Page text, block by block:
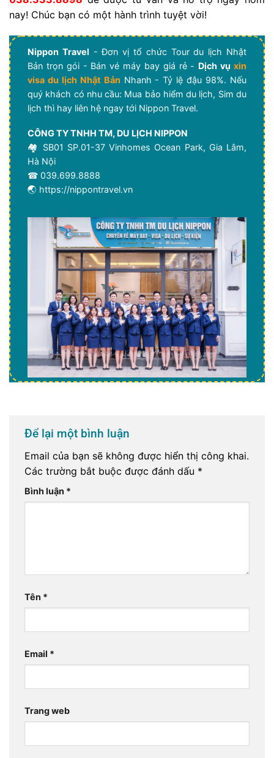
nay! Chúc bạn có một hành trình tuyệt vời!
Nippon Travel - Đơn vị tổ chức Tour du lịch Nhật
Bản trọn gói - Bán vé máy bay giá rẻ - Dịch vụxin
visa du lịch Nhật Bản Nhanh - Tỷ lệ đậu 98%. Nếu
quý khách có nhu cầu: Mua bảo hiểm du lịch, Sim du
lịch thì hay liên hệ ngay tới Nippon Travel.
CÔNG TY TNHH TM, DU LỊCH NIPPON
🏘 SB01 SP.01-37 Vinhomes Ocean Park, Gia Lâm,
Hà Nội
☎ 039.699.8888
🌏 https://nippontravel.vn
Để lại một bình luận
Email của bạn sẽ không được hiển thị công khai.
Các trường bắt buộc được đánh dấu *
Bình luận *
Tên *
Email *
Trang web